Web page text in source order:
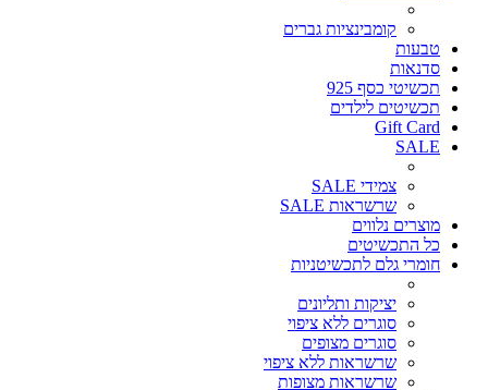
קומבינציות גברים
טבעות
סדנאות
תכשיטי כסף 925
תכשיטים לילדים
Gift Card
SALE
צמידי SALE
שרשראות SALE
מוצרים נלווים
כל התכשיטים
חומרי גלם לתכשיטניות
יציקות ותליונים
סוגרים ללא ציפוי
סוגרים מצופים
שרשראות ללא ציפוי
שרשראות מצופות